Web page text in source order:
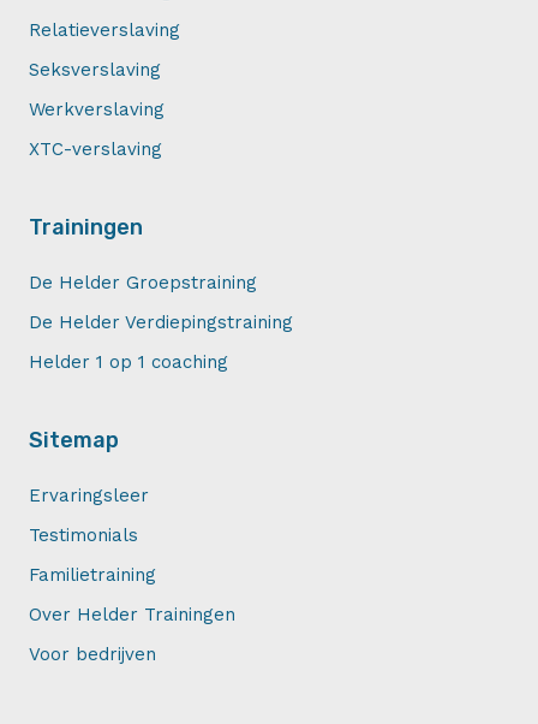
Relatieverslaving
Seksverslaving
Werkverslaving
XTC-verslaving
Trainingen
De Helder Groepstraining
De Helder Verdiepingstraining
Helder 1 op 1 coaching
Sitemap
Ervaringsleer
Testimonials
Familietraining
Over Helder Trainingen
Voor bedrijven